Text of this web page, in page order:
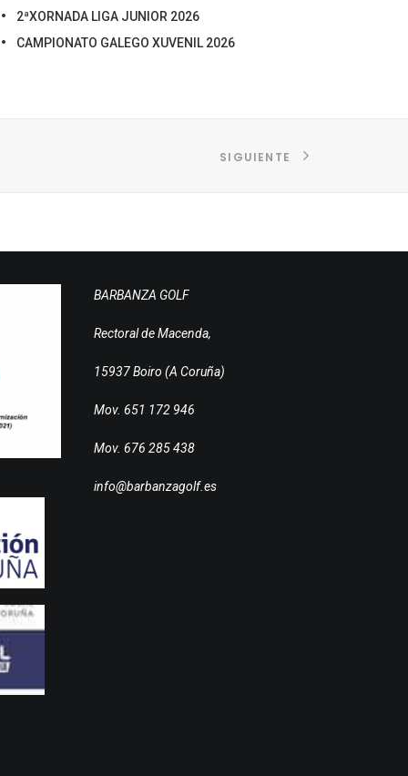
2ªXORNADA LIGA JUNIOR 2026
CAMPIONATO GALEGO XUVENIL 2026
SIGUIENTE
BARBANZA GOLF
Rectoral de Macenda,
15937 Boiro (A Coruña)
Mov. 651 172 946
Mov. 676 285 438
info@barbanzagolf.es